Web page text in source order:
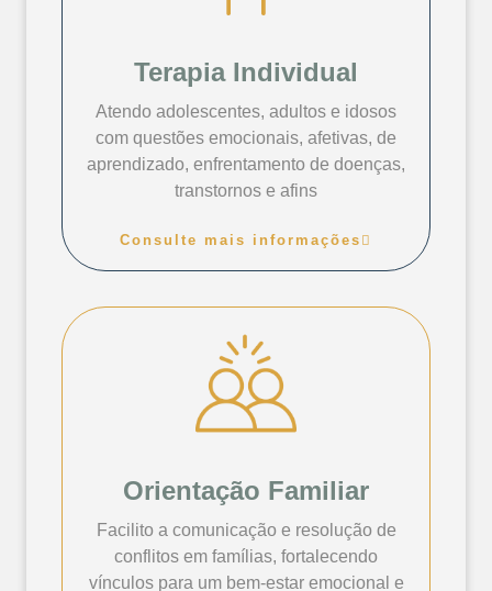
Terapia Individual
Atendo adolescentes, adultos e idosos
com questões emocionais, afetivas, de
aprendizado, enfrentamento de doenças,
transtornos e afins
Consulte mais informações
Orientação Familiar
Facilito a comunicação e resolução de
conflitos em famílias, fortalecendo
vínculos para um bem-estar emocional e